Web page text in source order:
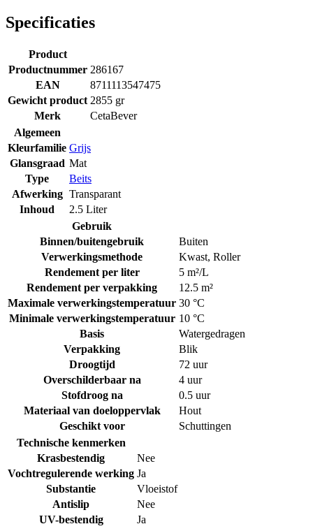
Specificaties
Product
Productnummer 286167
EAN
8711113547475
Gewicht product 2855 gr
Merk
CetaBever
Algemeen
Kleurfamilie Grijs
Glansgraad Mat
Type
Beits
Afwerking Transparant
Inhoud
2.5 Liter
Gebruik
Binnen/buitengebruik
Buiten
Verwerkingsmethode
Kwast, Roller
Rendement per liter
5 m²/L
Rendement per verpakking
12.5 m²
Maximale verwerkingstemperatuur 30 °C
Minimale verwerkingstemperatuur 10 °C
Basis
Watergedragen
Verpakking
Blik
Droogtijd
72 uur
Overschilderbaar na
4 uur
Stofdroog na
0.5 uur
Materiaal van doeloppervlak
Hout
Geschikt voor
Schuttingen
Technische kenmerken
Krasbestendig
Nee
Vochtregulerende werking Ja
Substantie
Vloeistof
Antislip
Nee
UV-bestendig
Ja